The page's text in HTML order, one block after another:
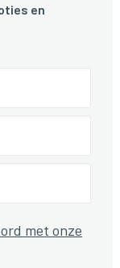
en
met onze